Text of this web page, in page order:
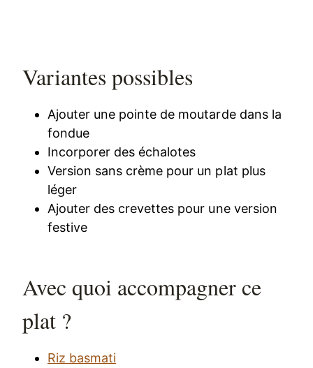
Variantes possibles
Ajouter une pointe de moutarde dans la
fondue
Incorporer des échalotes
Version sans crème pour un plat plus
léger
Ajouter des crevettes pour une version
festive
Avec quoi accompagner ce
plat ?
Riz basmati